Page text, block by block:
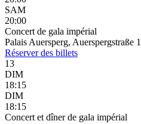
SAM
20:00
Concert de gala impérial
Palais Auersperg, Auerspergstraße
Réserverdes billets
13
DIM
18:15
DIM
18:15
Concert et dîner de gala impérial